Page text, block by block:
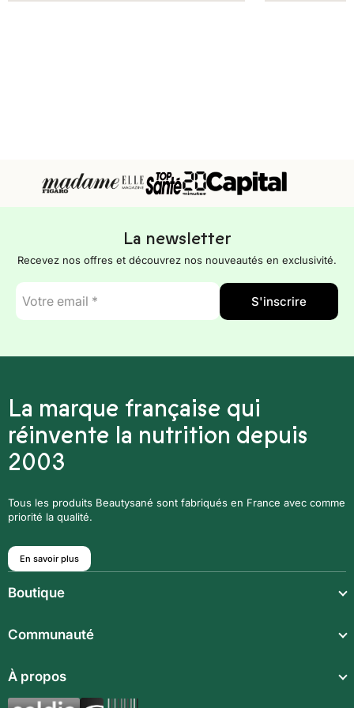
La newsletter
Recevez nos offres et découvrez nos nouveautés en exclusivité.
E-
mail
*
S'inscrire
La marque française qui
réinvente la nutrition depuis
2003
Tous les produits Beautysané sont fabriqués en France avec comme
priorité la qualité.
En savoir plus
Boutique
Compléments alimentaires
Communauté
Communauté
À propos